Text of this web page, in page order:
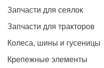
Запчасти для сеялок
Запчасти для тракторов
Колеса, шины и гусеницы
Крепежные элементы